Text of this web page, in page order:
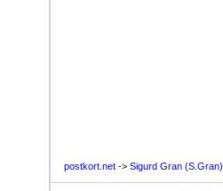
postkort.net -> Sigurd Gran (S.Gran)